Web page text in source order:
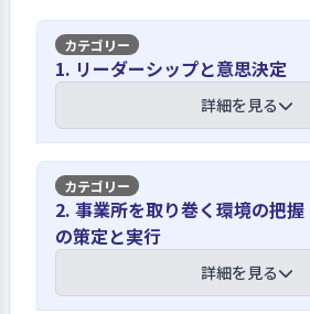
1. リーダーシップと意思決定
詳細を見る
【講評】
視覚的にわかりやすく子ど
者に伝え、目指す方向性の
います
2. 事業所を取り巻く環境の把
の策定と実行
詳細を見る